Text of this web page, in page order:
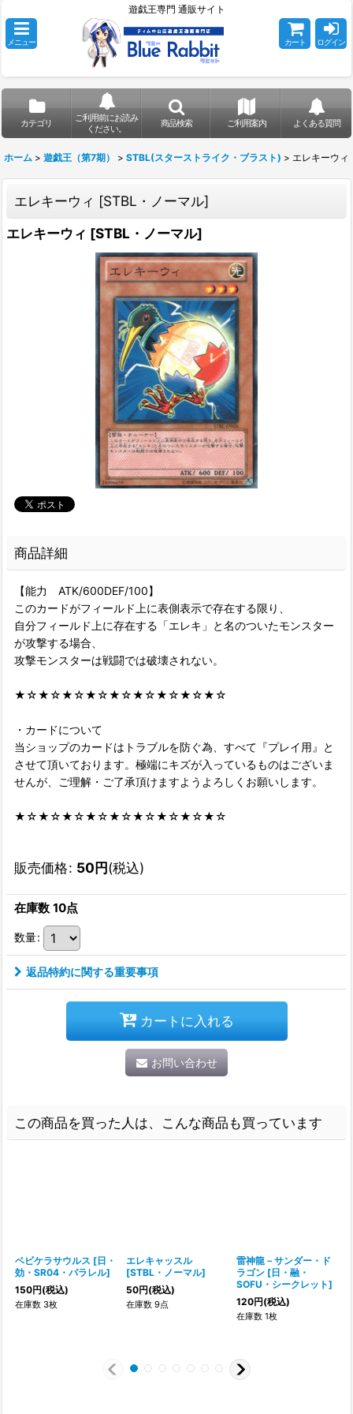
遊戯王専門 通販サイト
メニュー カート ログイン
カテゴリ
ご利用前にお読み
ください。
商品検索 ご利用案内 よくある質問
ホーム > 遊戯王（第7期） > STBL(スターストライク・ブラスト) > エレキーウィ
エレキーウィ [STBL・ノーマル]
エレキーウィ [STBL・ノーマル]
商品詳細
【能力 ATK/600DEF/100】
このカードがフィールド上に表側表示で存在する限り、
自分フィールド上に存在する「エレキ」と名のついたモンスター
が攻撃する場合、
攻撃モンスターは戦闘では破壊されない。
★☆★☆★☆★☆★☆★☆★☆★☆★☆
・カードについて
当ショップのカードはトラブルを防ぐ為、すべて『プレイ用』と
させて頂いております。極端にキズが入っているものはございま
せんが、ご理解・ご了承頂けますようよろしくお願いします。
★☆★☆★☆★☆★☆★☆★☆★☆★☆
販売価格: 50円(税込)
在庫数 10点
数量:
返品特約に関する重要事項
カートに入れる
お問い合わせ
この商品を買った人は、こんな商品も買っています
ベビケラサウルス [日・
効・SR04・パラレル]
150円(税込)
在庫数 3枚
エレキャッスル
[STBL・ノーマル]
50円(税込)
在庫数 9点
雷神龍－サンダー・ド
ラゴン [日・融・
SOFU・シークレット]
120円(税込)
在庫数 1枚